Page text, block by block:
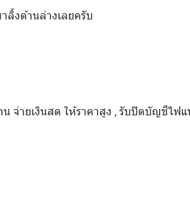
ลิ้งด้านล่างเลยครับ
จ่ายเงินสด ให้ราคาสูง , รับปิดบัญชีไฟ